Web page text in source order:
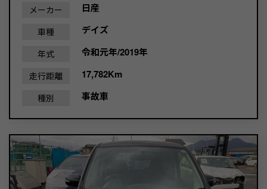
メーカー 日産
車種 デイズ
年式 令和元年/2019年
走行距離 17,782Km
種別 事故車